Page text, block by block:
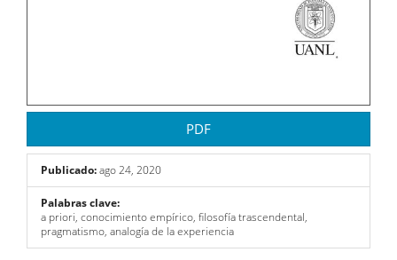
PDF
Publicado:ago 24, 2020
Palabras clave:
a priori, conocimiento empírico, filosofía trascendental,
pragmatismo, analogía de la experiencia